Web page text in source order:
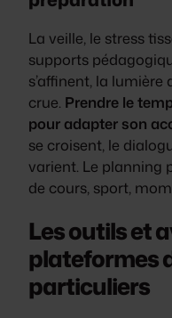
La veille, le stress
supports
s’affinent, la
crue. Prendre le
pour adapter son
se croisent, le
varient. Le planning
de cours, sport,
Les outils et
plateformes
particuliers